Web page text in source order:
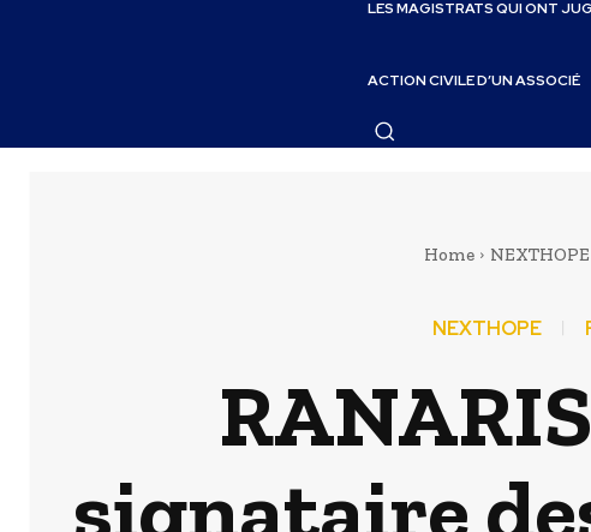
LES MAGISTRATS QUI ONT
ACTION CIVILE D’UN ASSOCIÉ
Home NEXTHOPE
NEXTHOPE
signataire